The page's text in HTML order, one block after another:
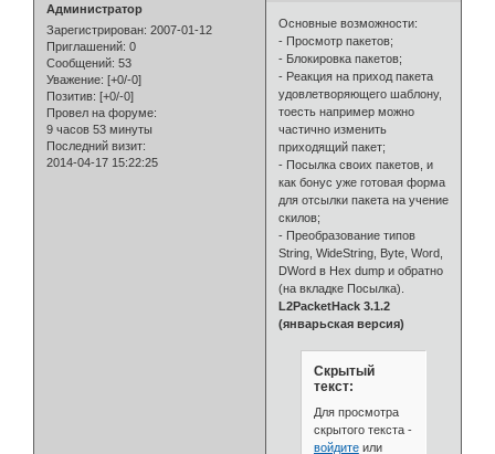
Администратор
Зарегистрирован: 2007-01-12
Приглашений: 0
Сообщений: 53
Уважение: [+0/-0]
Позитив: [+0/-0]
Провел на форуме:
9 часов 53 минуты
Последний визит:
2014-04-17 15:22:25
Основные возможности:
- Просмотр пакетов;
- Блокировка пакетов;
- Реакция на приход пакета
удовлетворяющего шаблону,
тоесть например можно
частично изменить
приходящий пакет;
- Посылка своих пакетов, и
как бонус уже готовая форма
для отсылки пакета на учение
скилов;
- Преобразование типов
String, WideString, Byte, Word,
DWord в Hex dump и обратно
(на вкладке Посылка).
L2PacketHack 3.1.2
(январьская версия)
Скрытый
текст:
Для просмотра
скрытого текста -
войдитеили